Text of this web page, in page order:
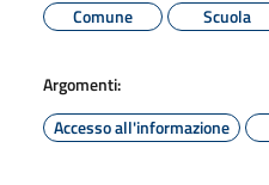
Comune
Scuola
Argomenti:
Accesso all'informazione